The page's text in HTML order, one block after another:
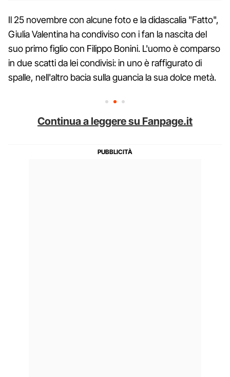
Il 25 novembre con alcune foto e la didascalia "Fatto",
Giulia Valentina ha condiviso con i fan la nascita del
suo primo figlio con Filippo Bonini. L'uomo è comparso
in due scatti da lei condivisi: in uno è raffigurato di
spalle, nell'altro bacia sulla guancia la sua dolce metà.
Continua a leggere su Fanpage.it